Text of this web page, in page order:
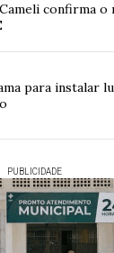
confirma o
para instalar
PUBLICIDADE